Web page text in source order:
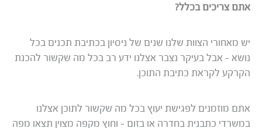
אתם צריכים בכלל?
יש מאחורי הצוות שלנו שנים של ניסיון בכתיבת תכנים בכל
נושא – אבל בעיקר נצבר אצלנו ידע רב בכל מה שקשור להכנת
הקרקע לקראת כתיבת התוכן.
אתם מוזמנים לפגישת יעוץ בכל מה שקשור לתוכן אצלנו
במשרדי כתבנית בחדרה או בזום – וחוץ מקפה מצוין תצאו מפה